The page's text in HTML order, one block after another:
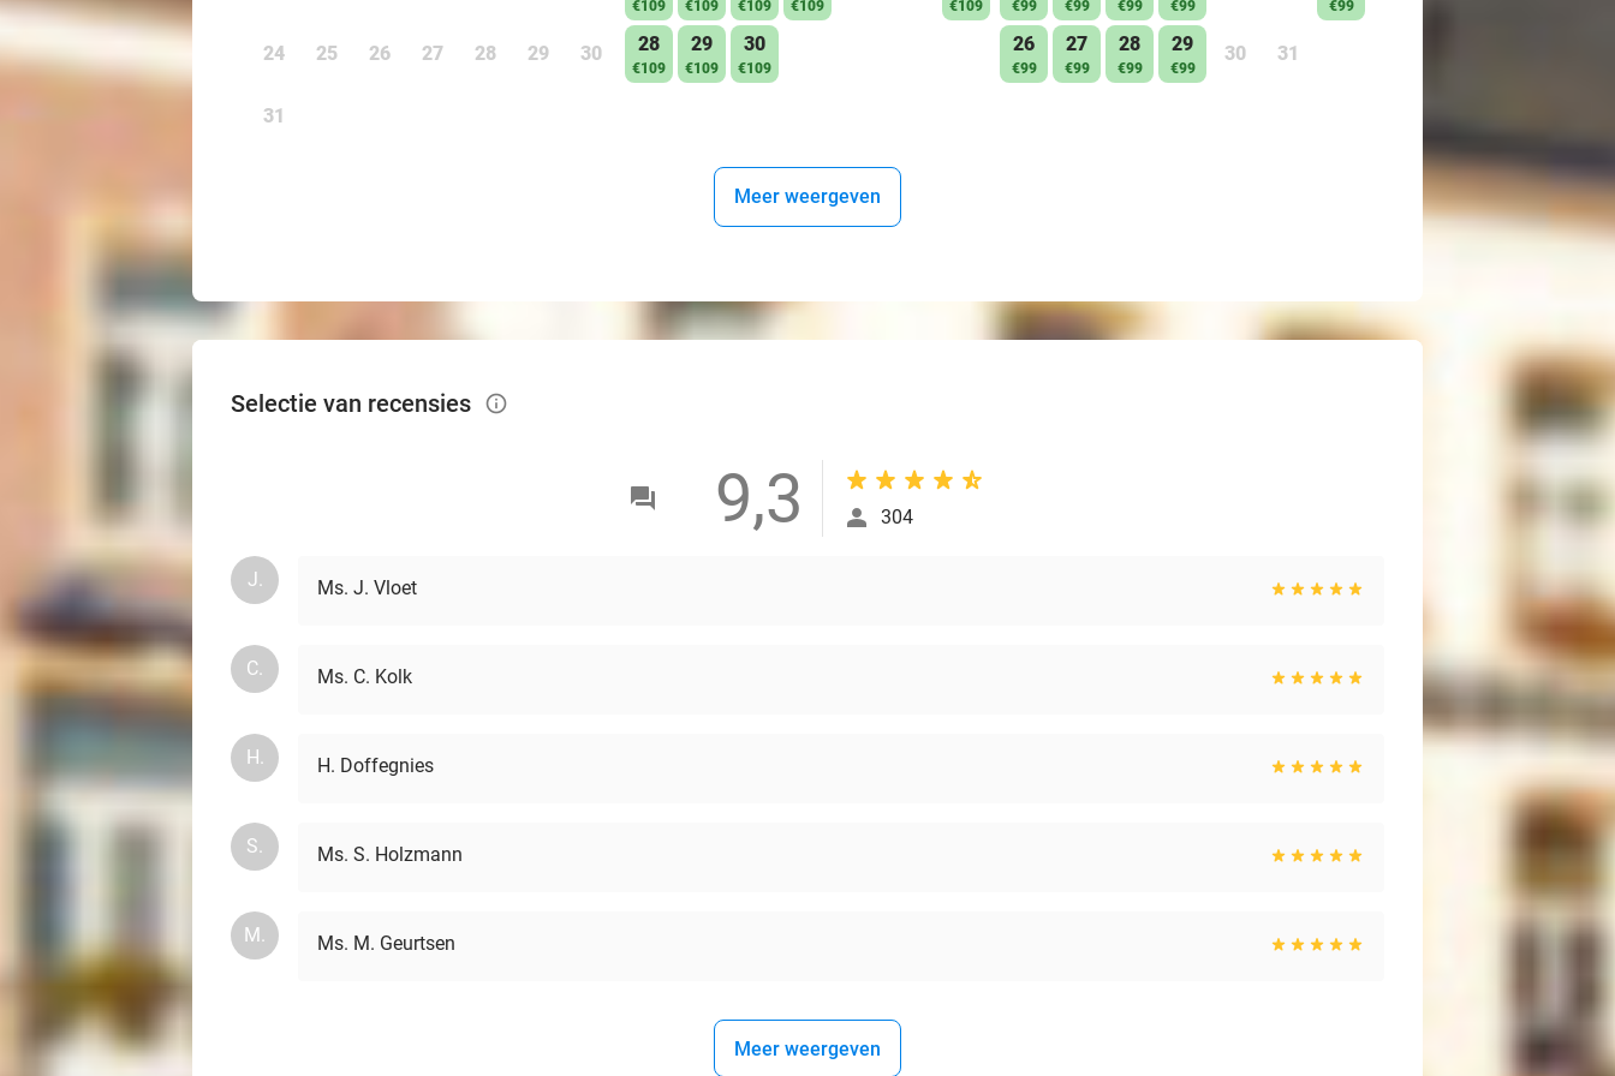
24 25 26 27 28 29 30
31
€109 €109 €109 €109 €109
28
€109
29
€109
30
€109
€99 €99 €99 €99 €99
26
€99
27
€99
28
€99
29
€99
30 31
Meer weergeven
Selectie van recensies info_outlined
9,3 304
J. Ms. J. Vloet
C. Ms. C. Kolk
H. H. Doffegnies
S. Ms. S. Holzmann
M. Ms. M. Geurtsen
Meer weergeven